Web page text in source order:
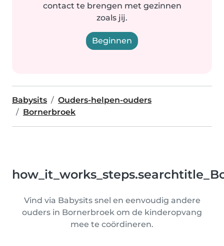
contact te brengen met gezinnen
zoals jij.
Beginnen
Babysits
Ouders-helpen-ouders
Bornerbroek
Vind via Babysits snel en eenvoudig andere
ouders in Bornerbroek om de kinderopvang
mee te coördineren.